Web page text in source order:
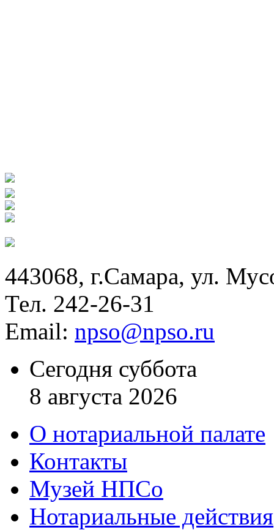
443068, г.Самара, ул.
Тел. 242-26-31
Email: npso@npso.ru
Сегодня суббота
8 августа 2026
О нотариальной палате
Контакты
Музей НПСо
Нотариальные действия